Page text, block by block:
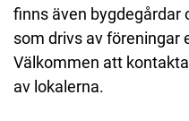
finns även bygdegårdar
som drivs av föreningar
Välkommen att
av lokalerna.